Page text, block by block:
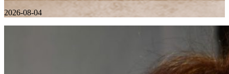
2026-08-04